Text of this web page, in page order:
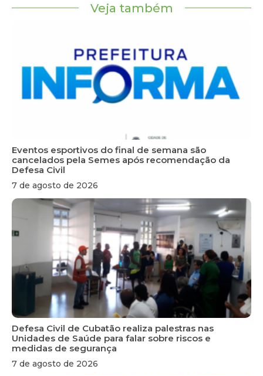
Veja também
Eventos esportivos do final de semana são
cancelados pela Semes após recomendação da
Defesa Civil
7 de agosto de 2026
Defesa Civil de Cubatão realiza palestras nas
Unidades de Saúde para falar sobre riscos e
medidas de segurança
7 de agosto de 2026